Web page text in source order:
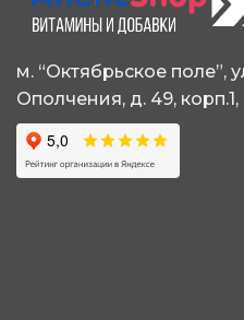
на
странице
м. “Октябрьское поле”,
Ополчения, д. 49,